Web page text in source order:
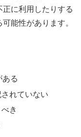
に利用したりする
能性があります。
ある
れていない
き